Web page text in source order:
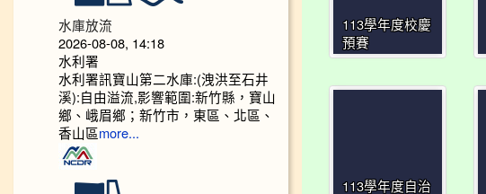
113學年度校慶
預賽
113學年度自治
水庫放流
2026-08-08, 14:18
水利署
水利署訊寶山第二水庫:(洩洪至石井
溪):自由溢流,影響範圍:新竹縣，寶山
鄉、峨眉鄉；新竹市，東區、北區、
香山區more...